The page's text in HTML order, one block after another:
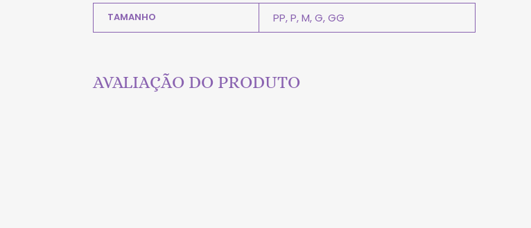
TAMANHO PP, P, M, G, GG
AVALIAÇÃO DO PRODUTO